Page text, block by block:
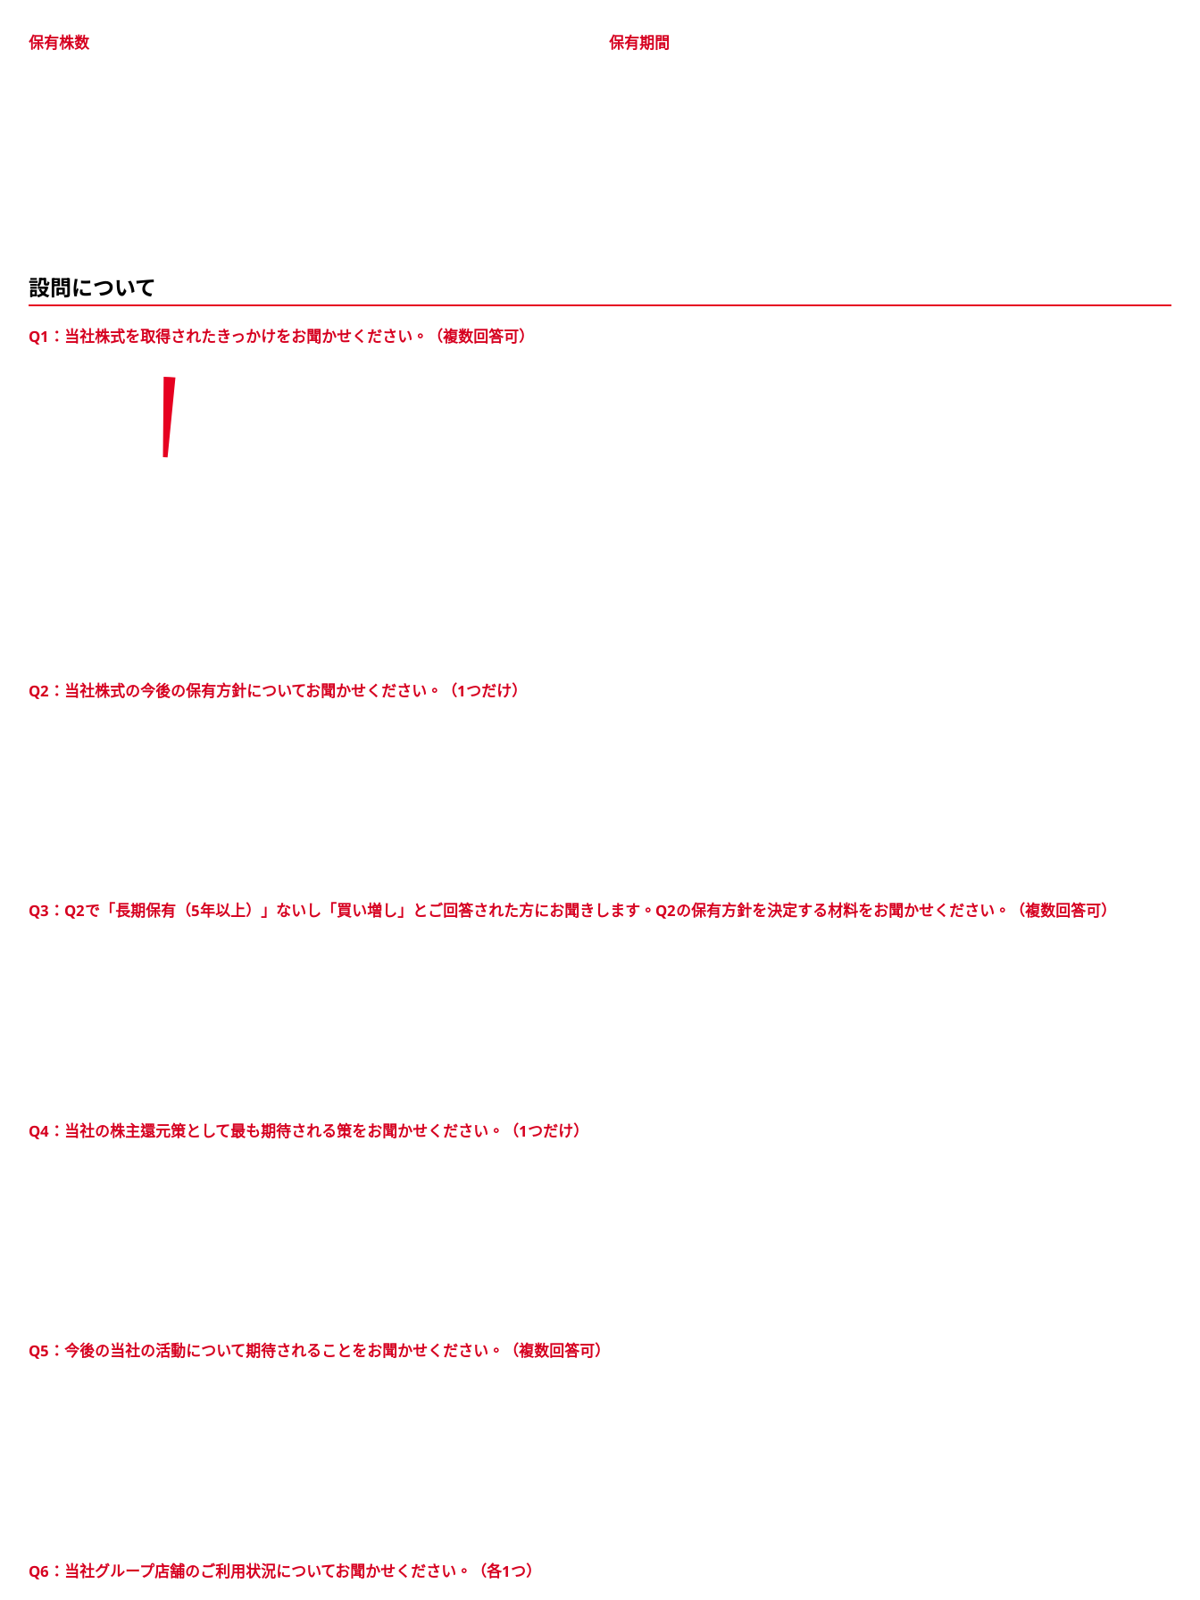
保有株数 保有期間
設問について
Q1：当社株式を取得されたきっかけをお聞かせください。（複数回答可）
Q2：当社株式の今後の保有方針についてお聞かせください。（1つだけ）
Q3：Q2で「長期保有（5年以上）」ないし「買い増し」とご回答された方にお聞きします。Q2の保有方針を決定する材料をお聞かせください。（複数回答可）
Q4：当社の株主還元策として最も期待される策をお聞かせください。（1つだけ）
Q5：今後の当社の活動について期待されることをお聞かせください。（複数回答可）
Q6：当社グループ店舗のご利用状況についてお聞かせください。（各1つ）